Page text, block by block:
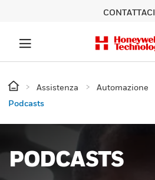
CONTATTACI
Assistenza Automazione
Podcasts
PODCASTS